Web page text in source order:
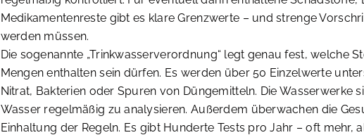
Medikamentenreste gibt es klare Grenzwerte – und strenge
werden müssen.
Die sogenannte „Trinkwasserverordnung“ legt genau fest, welche
Mengen enthalten sein dürfen. Es werden über 50 Einzelwerte
Nitrat, Bakterien oder Spuren von Düngemitteln. Die Wasserwerke
Wasser regelmäßig zu analysieren. Außerdem überwachen die
Einhaltung der Regeln. Es gibt Hunderte Tests pro Jahr – oft mehr,